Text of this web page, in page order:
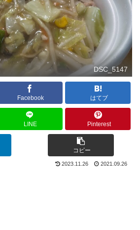
DSC_5147
Facebook はてブ
LINE Pinterest
コピー
2023.11.26 2021.09.26